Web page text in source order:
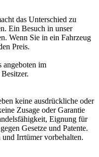
das Unterschied zu
Ein Besuch in unser
Wenn Sie in ein Fahrzeug
Preis.
im
keine ausdrückliche oder
Zusage oder Garantie
Eignung für
Gesetze und Patente.
Irrtümer vorbehalten.